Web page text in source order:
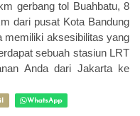
gerbang tol Buahbatu, 8
dari pusat Kota Bandung
memiliki aksesibilitas yang
sebuah stasiun LRT
Anda dari Jakarta ke
WhatsApp